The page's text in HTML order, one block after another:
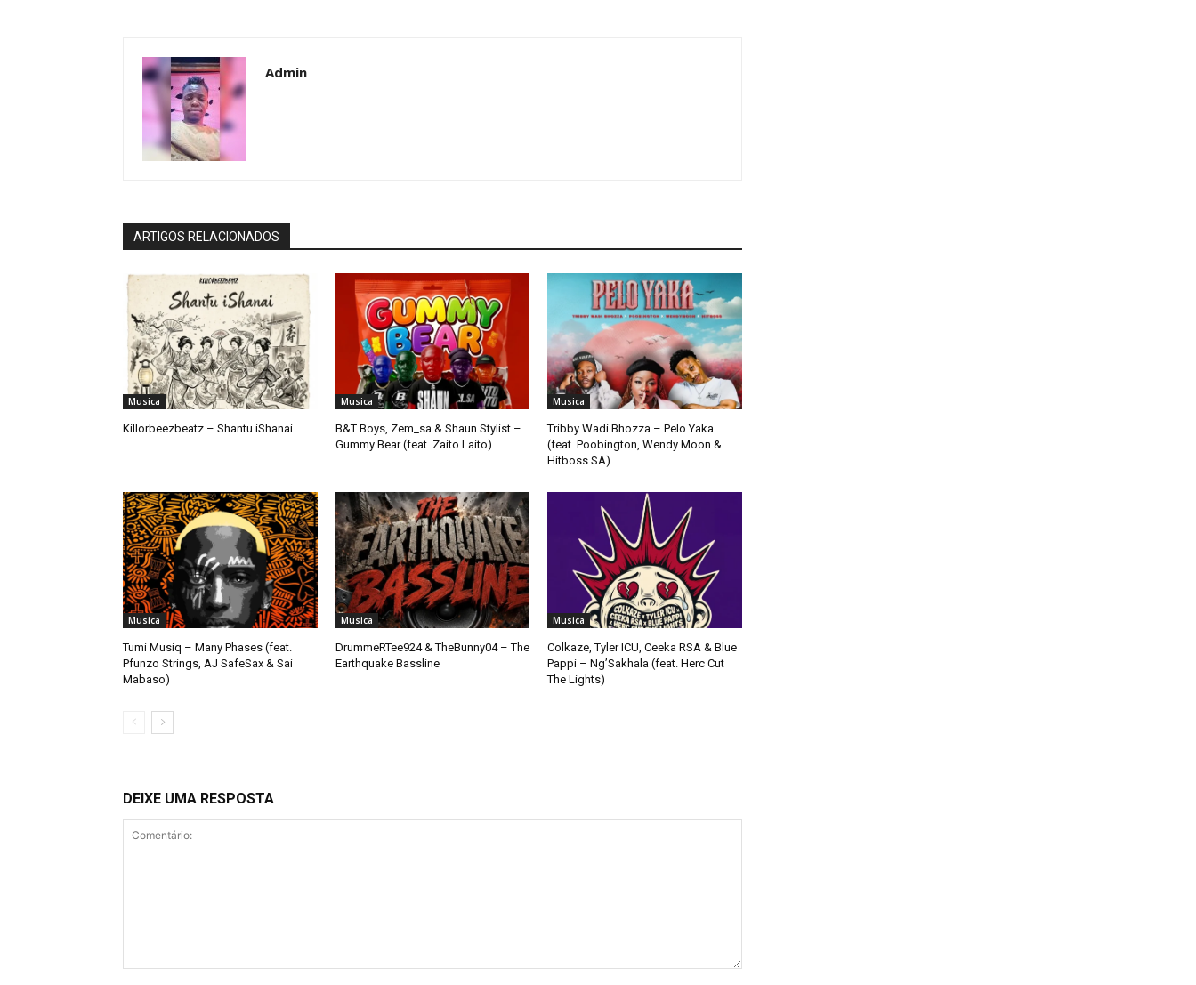
Admin
ARTIGOS RELACIONADOS
Musica
Killorbeezbeatz – Shantu iShanai
Musica
B&T Boys, Zem_sa & Shaun Stylist –
Gummy Bear (feat. Zaito Laito)
Musica
Tribby Wadi Bhozza – Pelo Yaka
(feat. Poobington, Wendy Moon &
Hitboss SA)
Musica
Tumi Musiq – Many Phases (feat.
Pfunzo Strings, AJ SafeSax & Sai
Mabaso)
Musica
DrummeRTee924 & TheBunny04 – The
Earthquake Bassline
Musica
Colkaze, Tyler ICU, Ceeka RSA & Blue
Pappi – Ng’Sakhala (feat. Herc Cut
The Lights)
DEIXE UMA RESPOSTA